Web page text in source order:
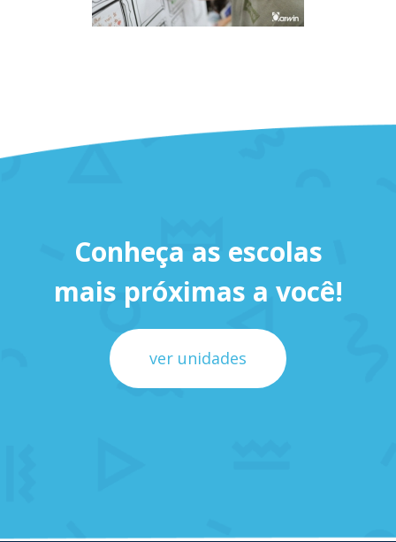
Conheça as escolas
mais próximas a você!
ver unidades